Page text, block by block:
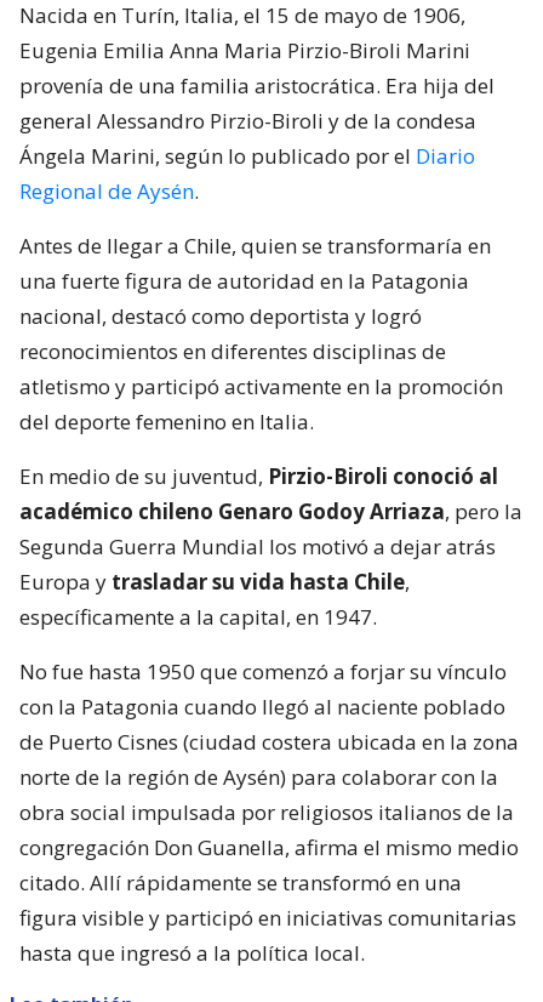
Nacida en Turín, Italia, el 15 de mayo de 1906,
Eugenia Emilia Anna Maria Pirzio-Biroli Marini
provenía de una familia aristocrática. Era hija del
general Alessandro Pirzio-Biroli y de la condesa
Ángela Marini, según lo publicado por el Diario
Regional de Aysén.
Antes de llegar a Chile, quien se transformaría en
una fuerte figura de autoridad en la Patagonia
nacional, destacó como deportista y logró
reconocimientos en diferentes disciplinas de
atletismo y participó activamente en la promoción
del deporte femenino en Italia.
En medio de su juventud, Pirzio-Biroli conoció al
académico chileno Genaro Godoy Arriaza, pero la
Segunda Guerra Mundial los motivó a dejar atrás
Europa y trasladar su vida hasta Chile,
específicamente a la capital, en 1947.
No fue hasta 1950 que comenzó a forjar su vínculo
con la Patagonia cuando llegó al naciente poblado
de Puerto Cisnes (ciudad costera ubicada en la zona
norte de la región de Aysén) para colaborar con la
obra social impulsada por religiosos italianos de la
congregación Don Guanella, afirma el mismo medio
citado. Allí rápidamente se transformó en una
figura visible y participó en iniciativas comunitarias
hasta que ingresó a la política local.